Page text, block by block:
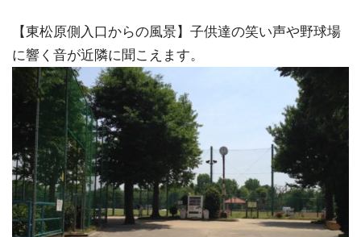
【東松原側入口からの風景】子供達の笑い声や野球場
に響く音が近隣に聞こえます。